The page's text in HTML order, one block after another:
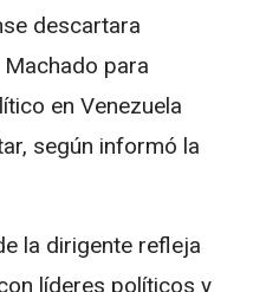
descartara
para
en Venezuela
según informó la
la dirigente refleja
líderes políticos y